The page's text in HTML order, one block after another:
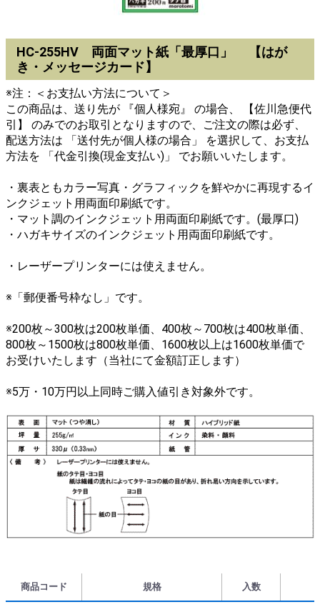
HC-255HV 両面マット紙「最厚口」 【はが
き・メッセージカード】
※注：＜お支払い方法について＞
この商品は、送り先が 『個人様宛』 の場合、 【佐川急便代
引】 のみでのお取引となりますので、ご注文の際は必ず、
配送方法は 「送付先が個人様の場合」 を選択して、お支払
方法を 「代金引換(現金支払い)」 でお願いいたします。
・裏表ともカラー写真・グラフィックを鮮やかに再現するイ
ンクジェット用両面印刷紙です。
・マット調のインクジェット用両面印刷紙です。(最厚口)
・ハガキサイズのインクジェット用両面印刷紙です。
・レーザープリンターには使えません。
※「郵便番号枠なし」です。
※200枚～300枚は200枚単価、400枚～700枚は400枚単価、
800枚～1500枚は800枚単価、1600枚以上は1600枚単価で
お受けいたします（当社にて金額訂正します）
※5万・10万円以上同時ご購入値引き対象外です。
商品コード 規格 入数